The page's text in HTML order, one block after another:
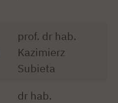
prof. dr hab.
Kazimierz
Subieta
dr hab.